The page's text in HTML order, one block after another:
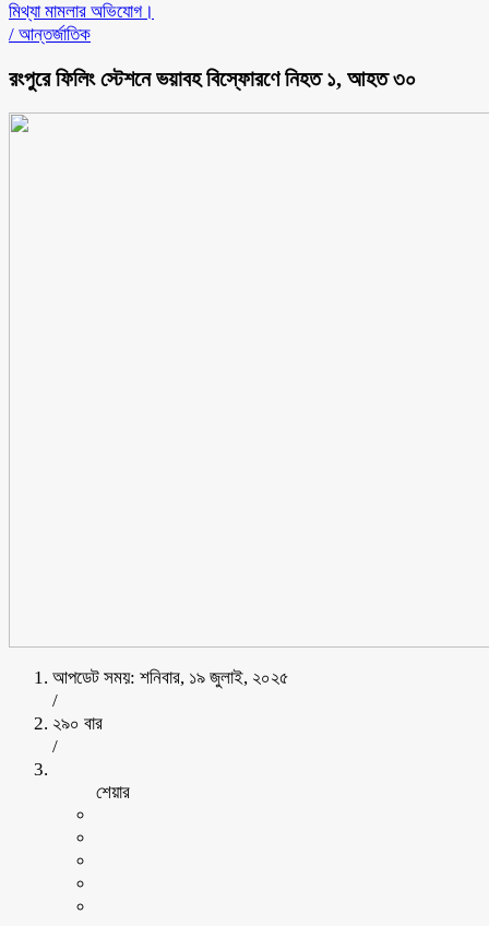
মিথ্যা মামলার অভিযোগ।
/ আন্তর্জাতিক
রংপুরে ফিলিং স্টেশনে ভয়াবহ বিস্ফোরণে নিহত ১, আহত ৩০
আপডেট সময়: শনিবার, ১৯ জুলাই, ২০২৫
/
২৯০ বার
/
শেয়ার